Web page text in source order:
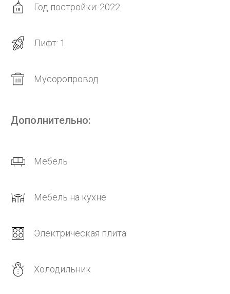
Год постройки: 2022
Лифт: 1
Мусоропровод
Дополнительно:
Мебель
Мебель на кухне
Электрическая плита
Холодильник